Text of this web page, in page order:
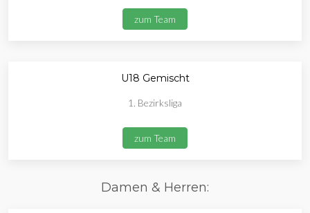
zum Team
U18 Gemischt
1. Bezirksliga
zum Team
Damen & Herren: